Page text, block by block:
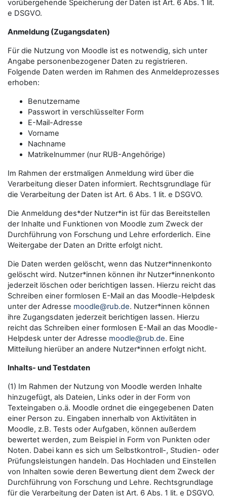
vorübergehende Speicherung der Daten ist Art. 6 Abs. 1 lit.
e DSGVO.
Anmeldung (Zugangsdaten)
Für die Nutzung von Moodle ist es notwendig, sich unter
Angabe personenbezogener Daten zu registrieren.
Folgende Daten werden im Rahmen des Anmeldeprozesses
erhoben:
Benutzername
Passwort in verschlüsselter Form
E-Mail-Adresse
Vorname
Nachname
Matrikelnummer (nur RUB-Angehörige)
Im Rahmen der erstmaligen Anmeldung wird über die
Verarbeitung dieser Daten informiert. Rechtsgrundlage für
die Verarbeitung der Daten ist Art. 6 Abs. 1 lit. e DSGVO.
Die Anmeldung des*der Nutzer*in ist für das Bereitstellen
der Inhalte und Funktionen von Moodle zum Zweck der
Durchführung von Forschung und Lehre erforderlich. Eine
Weitergabe der Daten an Dritte erfolgt nicht.
Die Daten werden gelöscht, wenn das Nutzer*innenkonto
gelöscht wird. Nutzer*innen können ihr Nutzer*innenkonto
jederzeit löschen oder berichtigen lassen. Hierzu reicht das
Schreiben einer formlosen E-Mail an das Moodle-Helpdesk
unter der Adresse moodle@rub.de. Nutzer*innen können
ihre Zugangsdaten jederzeit berichtigen lassen. Hierzu
reicht das Schreiben einer formlosen E-Mail an das Moodle-
Helpdesk unter der Adresse moodle@rub.de. Eine
Mitteilung hierüber an andere Nutzer*innen erfolgt nicht.
Inhalts- und Testdaten
(1) Im Rahmen der Nutzung von Moodle werden Inhalte
hinzugefügt, als Dateien, Links oder in der Form von
Texteingaben o.ä. Moodle ordnet die eingegebenen Daten
einer Person zu. Eingaben innerhalb von Aktivitäten in
Moodle, z.B. Tests oder Aufgaben, können außerdem
bewertet werden, zum Beispiel in Form von Punkten oder
Noten. Dabei kann es sich um Selbstkontroll-, Studien- oder
Prüfungsleistungen handeln. Das Hochladen und Einstellen
von Inhalten sowie deren Bewertung dient dem Zweck der
Durchführung von Forschung und Lehre. Rechtsgrundlage
für die Verarbeitung der Daten ist Art. 6 Abs. 1 lit. e DSGVO.